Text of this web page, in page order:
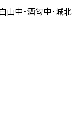
山中・酒匂中・城北